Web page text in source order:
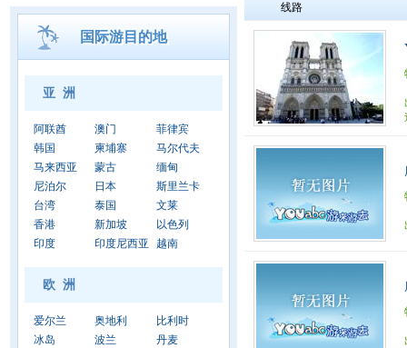
国际游目的地
亚 洲
阿联酋 澳门
菲律宾
韩国
柬埔寨
马尔代夫
马来西亚
蒙古
缅甸
尼泊尔
日本
斯里兰卡
台湾
泰国
文莱
香港
新加坡
以色列
印度
印度尼西亚 越南
欧 洲
爱尔兰 奥地利
比利时
冰岛
波兰
丹麦
线路